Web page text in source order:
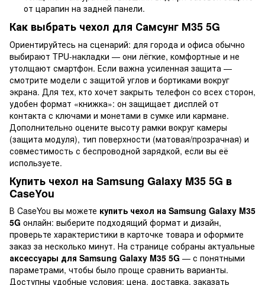
от царапин на задней панели.
Как выбрать чехол для Самсунг М35 5G
Ориентируйтесь на сценарий: для города и офиса обычно
выбирают TPU-накладки — они лёгкие, комфортные и не
утолщают смартфон. Если важна усиленная защита —
смотрите модели с защитой углов и бортиками вокруг
экрана. Для тех, кто хочет закрыть телефон со всех сторон,
удобен формат «книжка»: он защищает дисплей от
контакта с ключами и монетами в сумке или кармане.
Дополнительно оцените высоту рамки вокруг камеры
(защита модуля), тип поверхности (матовая/прозрачная) и
совместимость с беспроводной зарядкой, если вы её
используете.
Купить чехол на Samsung Galaxy M35 5G в
CaseYou
В CaseYou вы можете купить чехол на Samsung Galaxy M35
5G онлайн: выберите подходящий формат и дизайн,
проверьте характеристики в карточке товара и оформите
заказ за несколько минут. На странице собраны актуальные
аксессуары для Samsung Galaxy M35 5G — с понятными
параметрами, чтобы было проще сравнить варианты.
Доступны удобные условия: цена, доставка, заказать